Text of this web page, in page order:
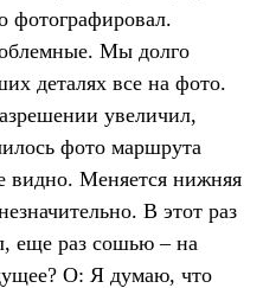
фотографировал.
Мы долго
деталях все на фото.
увеличил,
фото маршрута
видно. Меняется нижняя
В этот раз
еще раз сошью – на
О: Я думаю, что